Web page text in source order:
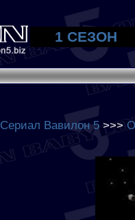
1 СЕЗОН
Сериал Вавилон 5 >>>